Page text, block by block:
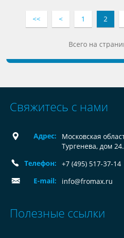
<< < 1 2
Всего на
Свяжитесь с нами
Адрес:
Московская
Тургенева, дом 24.
Телефон:
+7 (495) 517-37-14
E-mail:
info@fromax.ru
Полезные ссылки